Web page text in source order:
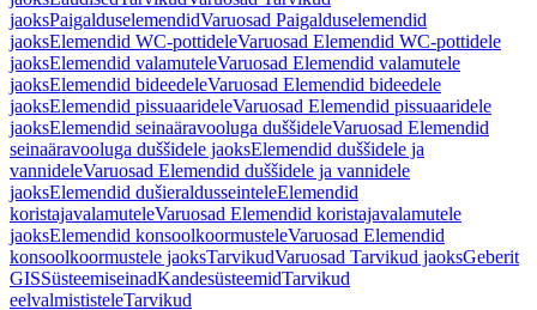
jaoksPaigalduselemendidVaruosad Paigalduselemendid
jaoksElemendid WC-pottideleVaruosad Elemendid WC-pottidele
jaoksElemendid valamuteleVaruosad Elemendid valamutele
jaoksElemendid bideedeleVaruosad Elemendid bideedele
jaoksElemendid pissuaarideleVaruosad Elemendid pissuaaridele
jaoksElemendid seinaäravooluga duššideleVaruosad Elemendid
seinaäravooluga duššidele jaoksElemendid duššidele ja
vannideleVaruosad Elemendid duššidele ja vannidele
jaoksElemendid dušieraldusseinteleElemendid
koristajavalamuteleVaruosad Elemendid koristajavalamutele
jaoksElemendid konsoolkoormusteleVaruosad Elemendid
konsoolkoormustele jaoksTarvikudVaruosad Tarvikud jaoksGeberit
GISSüsteemiseinadKandesüsteemidTarvikud
eelvalmististeleTarvikud